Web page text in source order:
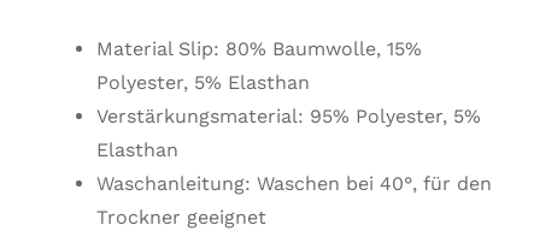
Material Slip: 80% Baumwolle, 15%
Polyester, 5% Elasthan
Verstärkungsmaterial: 95% Polyester, 5%
Elasthan
Waschanleitung: Waschen bei 40°, für den
Trockner geeignet